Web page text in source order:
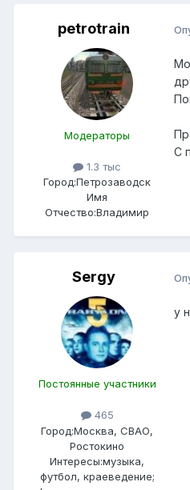
petrotrain
Модераторы
1.3 тыс
Город:Петрозаводск
Имя
Отчество:Владимир
С
Sergy
Постоянные участники
465
Город:Москва, СВАО,
Ростокино
Интересы:музыка,
футбол, краеведение;
у